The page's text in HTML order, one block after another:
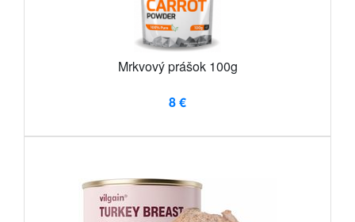
Mrkvový prášok 100g
8 €